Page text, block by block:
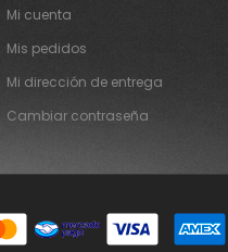
Mi cuenta
Mis pedidos
Mi dirección de entrega
Cambiar contraseña